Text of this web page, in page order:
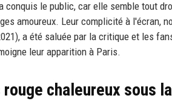
conquis le public, car elle semble tout
amoureux. Leur complicité à l'écran,
a été saluée par la critique et les
leur apparition à Paris.
rouge chaleureux sous